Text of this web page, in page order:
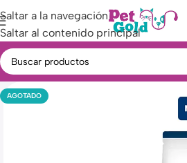
Saltar a la navegación
Saltar al contenido principal
AGOTADO